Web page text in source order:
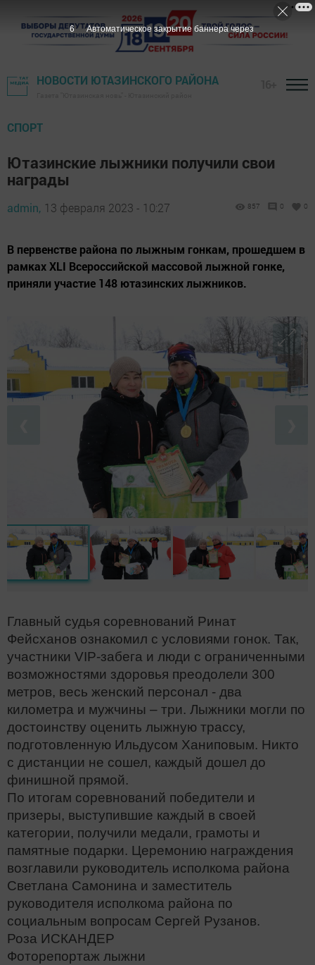
НОВОСТИ ЮТАЗИНСКОГО РАЙОНА
СПОРТ
Ютазинские лыжники получили свои
награды
admin, 13 февраля 2023 - 10:27 857 0 0
В первенстве района по лыжным гонкам, прошедшем в
рамках XLI Всероссийской массовой лыжной гонке,
приняли участие 148 ютазинских лыжников.
Главный судья соревнований Ринат
Фейсханов ознакомил с условиями гонок. Так,
участники VIP-забега и люди с ограниченными
возможностями здоровья преодолели 300
метров, весь женский персонал - два
километра и мужчины – три. Лыжники могли по
достоинству оценить лыжную трассу,
подготовленную Ильдусом Ханиповым. Никто
с дистанции не сошел, каждый дошел до
финишной прямой.
По итогам соревнований победители и
призеры, выступившие каждый в своей
категории, получили медали, грамоты и
памятные подарки. Церемонию награждения
возглавили руководитель исполкома района
Светлана Самонина и заместитель
руководителя исполкома района по
социальным вопросам Сергей Рузанов.
Роза ИСКАНДЕР
Фоторепортаж лыжни
4 Автоматическое закрытие баннера через